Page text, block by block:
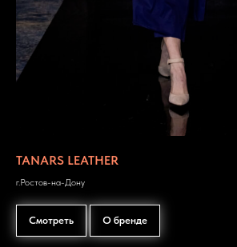
TANARS LEATHER
г.Ростов-на-Дону
Смотреть О бренде